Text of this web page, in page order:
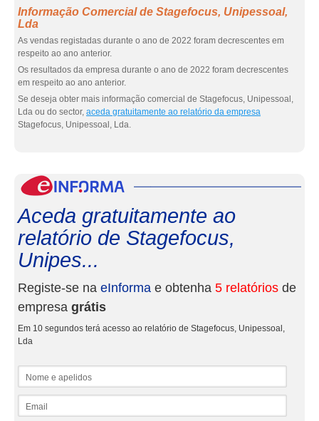
Informação Comercial de Stagefocus, Unipessoal,
Lda
As vendas registadas durante o ano de 2022 foram decrescentes em
respeito ao ano anterior.
Os resultados da empresa durante o ano de 2022 foram decrescentes
em respeito ao ano anterior.
Se deseja obter mais informação comercial de Stagefocus, Unipessoal,
Lda ou do sector, aceda gratuitamente ao relatório da empresa
Stagefocus, Unipessoal, Lda.
Aceda gratuitamente ao
relatório de Stagefocus,
Unipes...
Registe-se na eInforma e obtenha 5 relatórios de
empresa grátis
Em 10 segundos terá acesso ao relatório de Stagefocus, Unipessoal,
Lda